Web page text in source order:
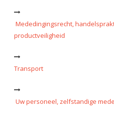
Mededingingsrecht,
productveiligheid
Transport
Uw personeel, zelfstandige